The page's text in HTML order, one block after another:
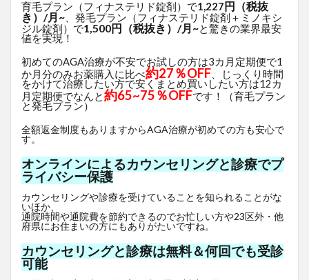
育毛プラン（フィナステリド錠剤）で1,227 円（税抜
き）/月~ 、発毛プラン（フィナステリド錠剤＋ミノキシ
ジル錠剤）で1,500円（税抜き）/月~と驚きの業界最安
値を実現！
初めてのAGA治療が不安でお試しの方は3カ月定期便で1
か月分のみお薬購入に比べ約27％OFF 、じっくり時間
をかけて治療したい方で安くまとめ買いしたい方は12カ
月定期便でなんと約65~75％OFFです！（育毛プラン
と発毛プラン）
全額返金制度もありますからAGA治療が初めての方も安心で
す。
オンラインによるカウンセリングと診療でプ
ライバシー保護
カウンセリングや診療を受けていることを知られることがな
いほか、
通院時間や通院費を節約できるのでお忙しい方や23区外・他
府県にお住まいの方にもありがたいですね。
カウンセリングと診療は無料＆何回でも受診
可能